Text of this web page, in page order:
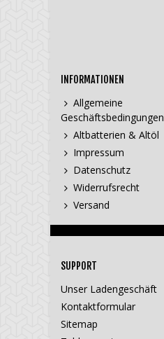
INFORMATIONEN
Allgemeine
Geschäftsbedingungen
Altbatterien & Altöl
Impressum
Datenschutz
Widerrufsrecht
Versand
SUPPORT
Unser Ladengeschäft
Kontaktformular
Sitemap